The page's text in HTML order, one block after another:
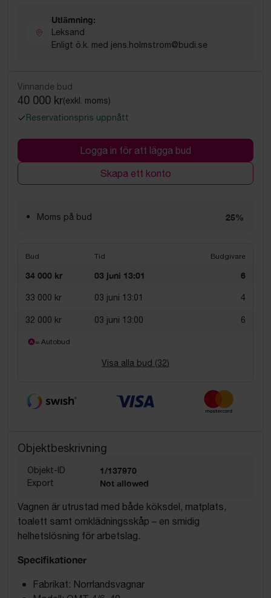
Utlämning:
Leksand
Enligt ö.k. med jens.holmstrom@budi.se
Vinnande bud
40 000 kr(exkl. moms)
Reservationspris uppnått
Logga in för att lägga bud
Skapa ett konto
Moms på bud 25%
Bud Tid Budgivare
34 000 kr 03 juni 13:01 6
33 000 kr 03 juni 13:01 4
32 000 kr 03 juni 13:00 6
= Autobud
Visa alla bud (32)
Objektbeskrivning
Objekt-ID 1/137970
Export Not allowed
Vagnen är utrustad med både köksdel, matplats,
toalett samt omklädningsskåp – en smidig
helhetslösning för arbetslag.
Specifikationer
Fabrikat: Norrlandsvagnar